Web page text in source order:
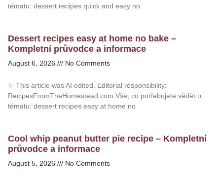
tématu: dessert recipes quick and easy no
Dessert recipes easy at home no bake –
Kompletní průvodce a informace
August 6, 2026 No Comments
✨ This article was AI edited. Editorial responsibility:
RecipesFromTheHomestead.com.Vše, co potřebujete vědět o
tématu: dessert recipes easy at home no
Cool whip peanut butter pie recipe – Kompletní
průvodce a informace
August 5, 2026 No Comments